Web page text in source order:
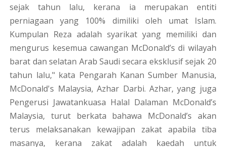
sejak tahun lalu, kerana ia merupakan entiti
perniagaan yang 100% dimiliki oleh umat Islam.
Kumpulan Reza adalah syarikat yang memiliki dan
mengurus kesemua cawangan McDonald’s di wilayah
barat dan selatan Arab Saudi secara eksklusif sejak 20
tahun lalu," kata Pengarah Kanan Sumber Manusia,
McDonald's Malaysia, Azhar Darbi. Azhar, yang juga
Pengerusi Jawatankuasa Halal Dalaman McDonald’s
Malaysia, turut berkata bahawa McDonald’s akan
terus melaksanakan kewajipan zakat apabila tiba
masanya, kerana zakat adalah kaedah untuk